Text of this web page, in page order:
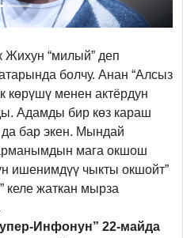
Жихун “милый” деп
болчу. Анан “Алсыз
көрүшү менен актёрдун
Адамды бир көз караш
да бар экен. Мындай
мага окшош
ишенимдүү чыкты окшойт”
келе жаткан мырза
Инфонун” 22-майда